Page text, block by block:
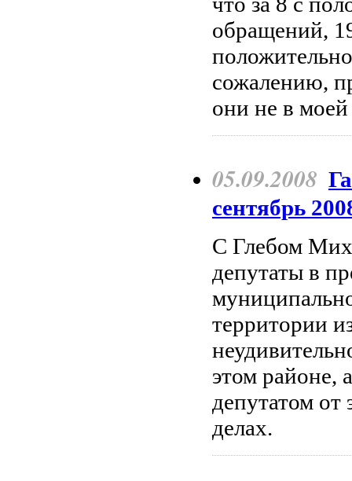
обращений,
сожалению,
они не в
05.09.2008
сентябрь
С Глебом
депутаты в
территории
этом
депутатом от
делах.